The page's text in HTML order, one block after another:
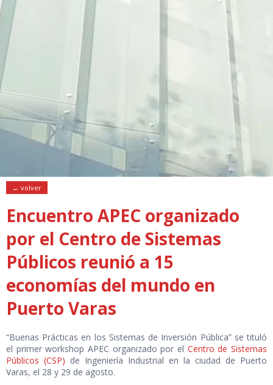
← volver
Encuentro APEC organizado
por el Centro de Sistemas
Públicos reunió a 15
economías del mundo en
Puerto Varas
“Buenas Prácticas en los Sistemas de Inversión Pública” se tituló
el primer workshop APEC organizado por el Centro de Sistemas
Públicos (CSP) de Ingeniería Industrial en la ciudad de Puerto
Varas, el 28 y 29 de agosto.